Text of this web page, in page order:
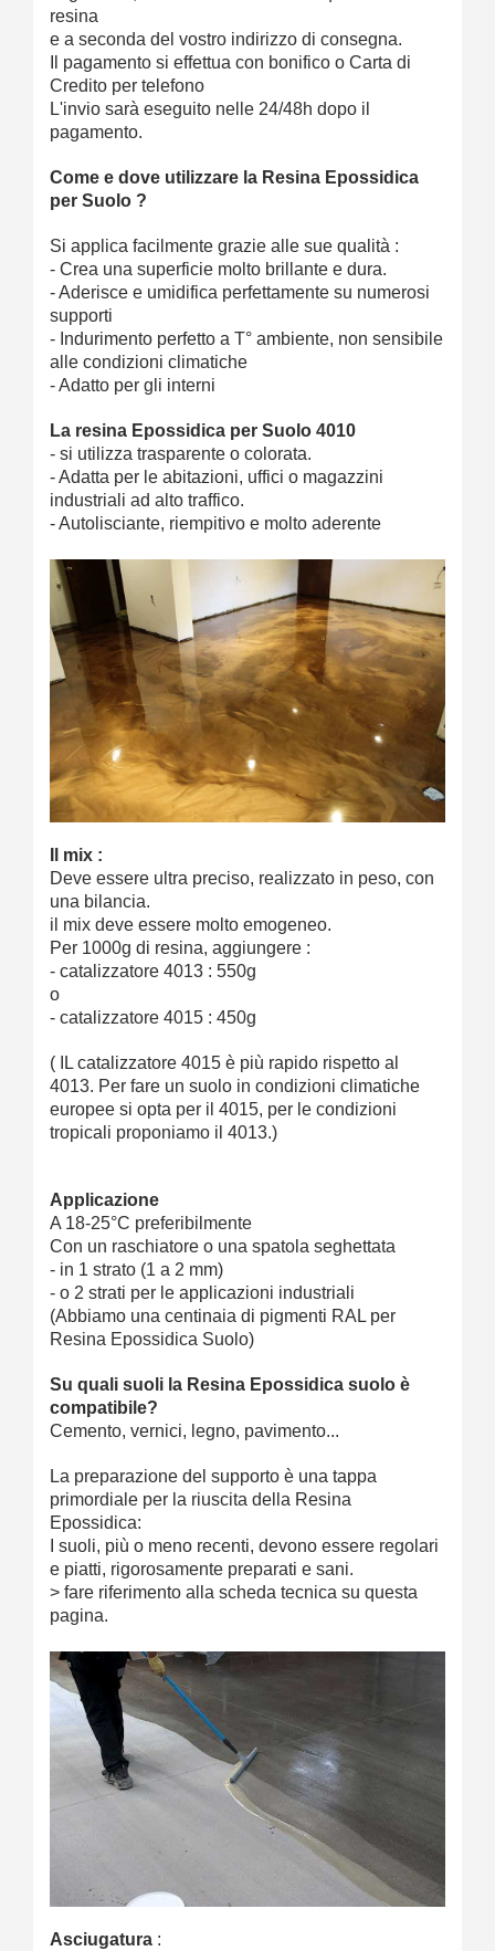
resina
e a seconda del vostro indirizzo di consegna.
Il pagamento si effettua con bonifico o Carta di
Credito per telefono
L'invio sarà eseguito nelle 24/48h dopo il
pagamento.
Come e dove utilizzare la Resina Epossidica
per Suolo ?
Si applica facilmente grazie alle sue qualità :
- Crea una superficie molto brillante e dura.
- Aderisce e umidifica perfettamente su numerosi
supporti
- Indurimento perfetto a T° ambiente, non sensibile
alle condizioni climatiche
- Adatto per gli interni
La resina Epossidica per Suolo 4010
- si utilizza trasparente o colorata.
- Adatta per le abitazioni, uffici o magazzini
industriali ad alto traffico.
- Autolisciante, riempitivo e molto aderente
Il mix :
Deve essere ultra preciso, realizzato in peso, con
una bilancia.
il mix deve essere molto emogeneo.
Per 1000g di resina, aggiungere :
- catalizzatore 4013 : 550g
o
- catalizzatore 4015 : 450g
( IL catalizzatore 4015 è più rapido rispetto al
4013. Per fare un suolo in condizioni climatiche
europee si opta per il 4015, per le condizioni
tropicali proponiamo il 4013.)
Applicazione
A 18-25°C preferibilmente
Con un raschiatore o una spatola seghettata
- in 1 strato (1 a 2 mm)
- o 2 strati per le applicazioni industriali
(Abbiamo una centinaia di pigmenti RAL per
Resina Epossidica Suolo)
Su quali suoli la Resina Epossidica suolo è
compatibile?
Cemento, vernici, legno, pavimento...
La preparazione del supporto è una tappa
primordiale per la riuscita della Resina
Epossidica:
I suoli, più o meno recenti, devono essere regolari
e piatti, rigorosamente preparati e sani.
> fare riferimento alla scheda tecnica su questa
pagina.
Asciugatura :